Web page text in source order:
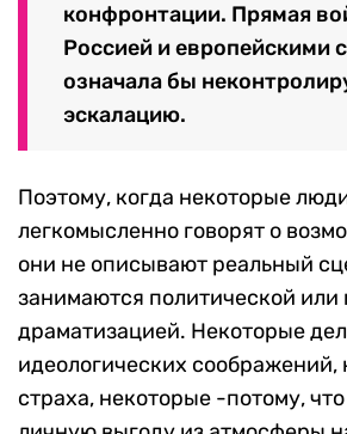
конфронтации. Прямая
Россией и европейскими
означала бы
эскалацию.
Поэтому, когда некоторые
легкомысленно говорят о
они не описывают реальный
занимаются политической
драматизацией. Некоторые
идеологических соображений,
страха, некоторые -потому,